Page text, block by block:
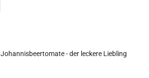
Johannisbeertomate - der leckere Liebling